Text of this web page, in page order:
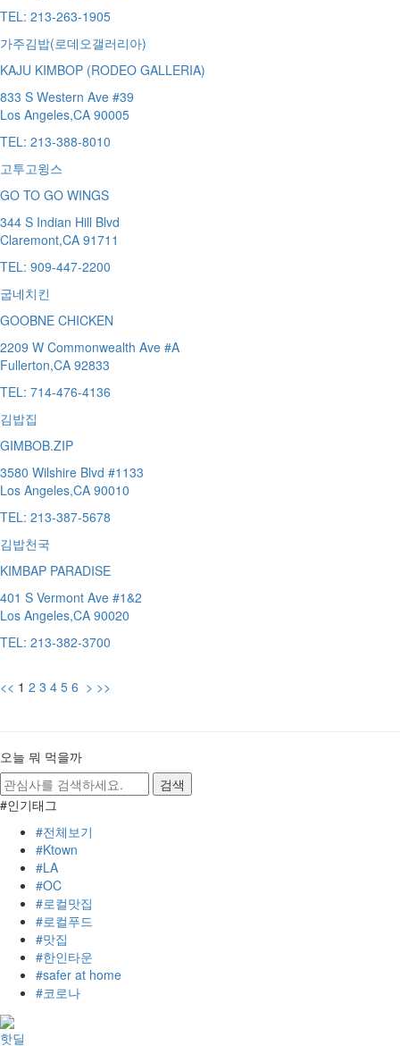
TEL: 213-263-1905
가주김밥(로데오갤러리아)
KAJU KIMBOP (RODEO GALLERIA)
833 S Western Ave #39
Los Angeles,CA 90005
TEL: 213-388-8010
고투고윙스
GO TO GO WINGS
344 S Indian Hill Blvd
Claremont,CA 91711
TEL: 909-447-2200
굽네치킨
GOOBNE CHICKEN
2209 W Commonwealth Ave #A
Fullerton,CA 92833
TEL: 714-476-4136
김밥집
GIMBOB.ZIP
3580 Wilshire Blvd #1133
Los Angeles,CA 90010
TEL: 213-387-5678
김밥천국
KIMBAP PARADISE
401 S Vermont Ave #1&2
Los Angeles,CA 90020
TEL: 213-382-3700
<< 1 2 3 4 5 6 > >>
오늘 뭐 먹을까
#인기태그
#전체보기
#Ktown
#LA
#OC
#로컬맛집
#로컬푸드
#맛집
#한인타운
#safer at home
#코로나
핫딜